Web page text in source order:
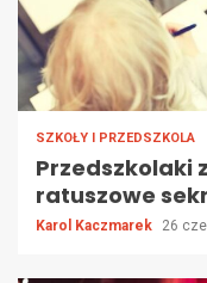
SZKOŁY I PRZEDSZKOLA
Przedszkolaki
ratuszowe
Karol Kaczmarek 26